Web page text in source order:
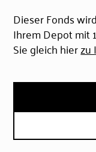
Dieser Fonds
Ihrem Depot mit
Sie gleich hierzu